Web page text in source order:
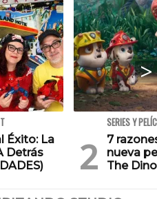
Éxito: La
Detrás
SERIES Y
7
nueva
The